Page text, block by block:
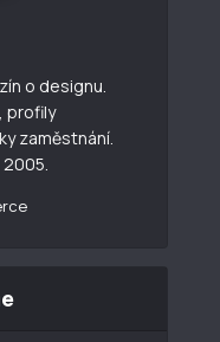
o designu.
profily
zaměstnání.